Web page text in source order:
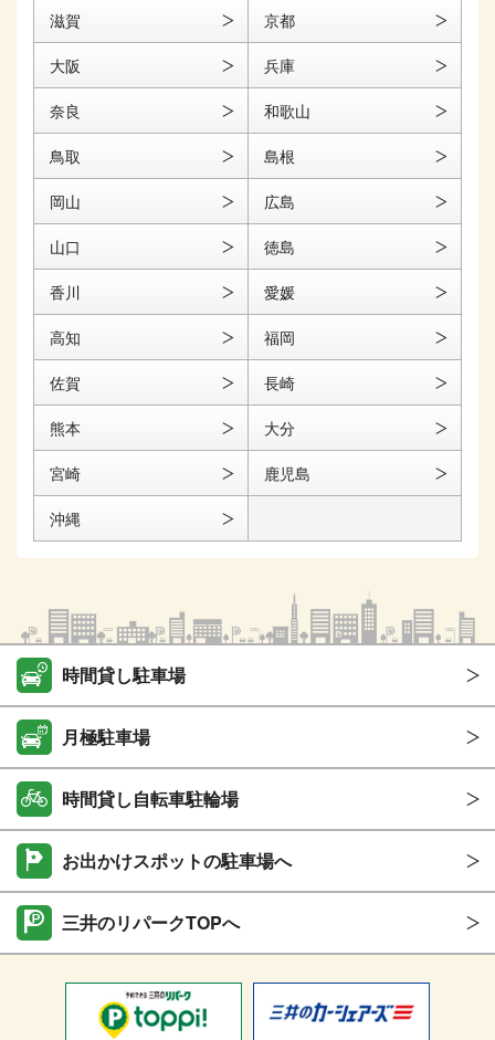
滋賀 京都
大阪 兵庫
奈良 和歌山
鳥取 島根
岡山 広島
山口 徳島
香川 愛媛
高知 福岡
佐賀 長崎
熊本 大分
宮崎 鹿児島
沖縄
時間貸し駐車場
月極駐車場
時間貸し自転車駐輪場
お出かけスポットの駐車場へ
三井のリパークTOPへ